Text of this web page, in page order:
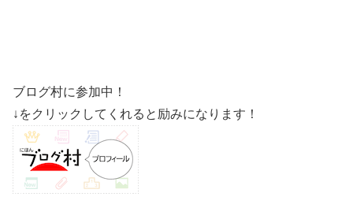
ブログ村に参加中！
↓をクリックしてくれると励みになります！